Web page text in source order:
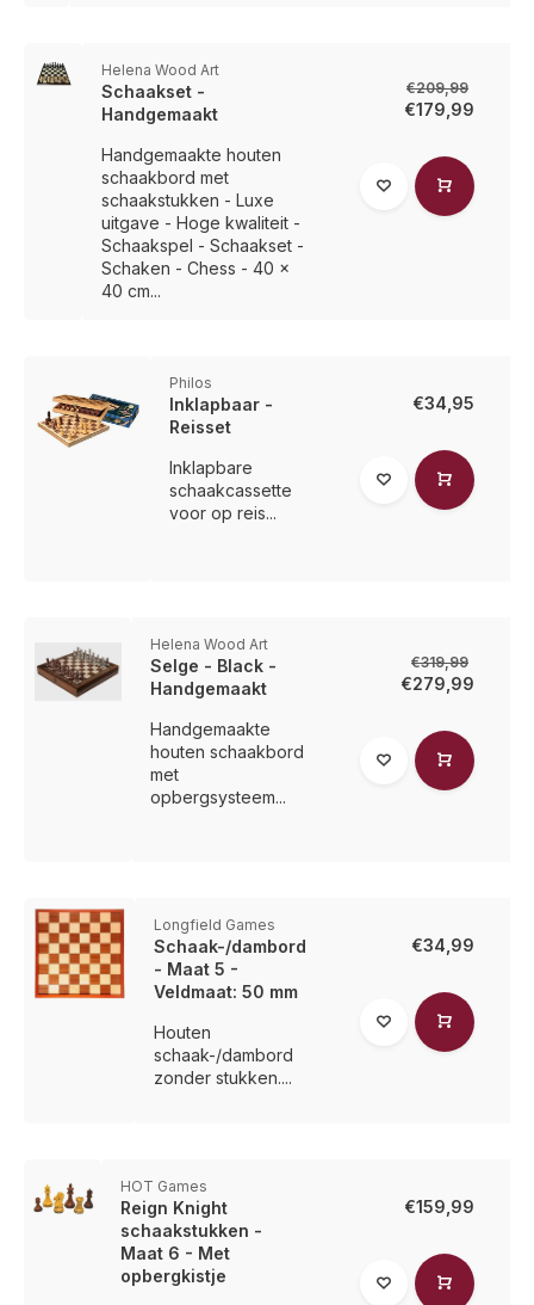
Helena Wood Art
Schaakset -
Handgemaakt
Handgemaakte houten
schaakbord met
schaakstukken - Luxe
uitgave - Hoge kwaliteit -
Schaakspel - Schaakset -
Schaken - Chess - 40 x
40 cm...
€209,99
€179,99
Philos
Inklapbaar -
Reisset
Inklapbare
schaakcassette
voor op reis...
€34,95
Helena Wood Art
Selge - Black -
Handgemaakt
Handgemaakte
houten schaakbord
met
opbergsysteem...
€319,99
€279,99
Longfield Games
Schaak-/dambord
- Maat 5 -
Veldmaat: 50 mm
Houten
schaak-/dambord
zonder stukken....
€34,99
HOT Games
Reign Knight
schaakstukken -
Maat 6 - Met
opbergkistje
€159,99